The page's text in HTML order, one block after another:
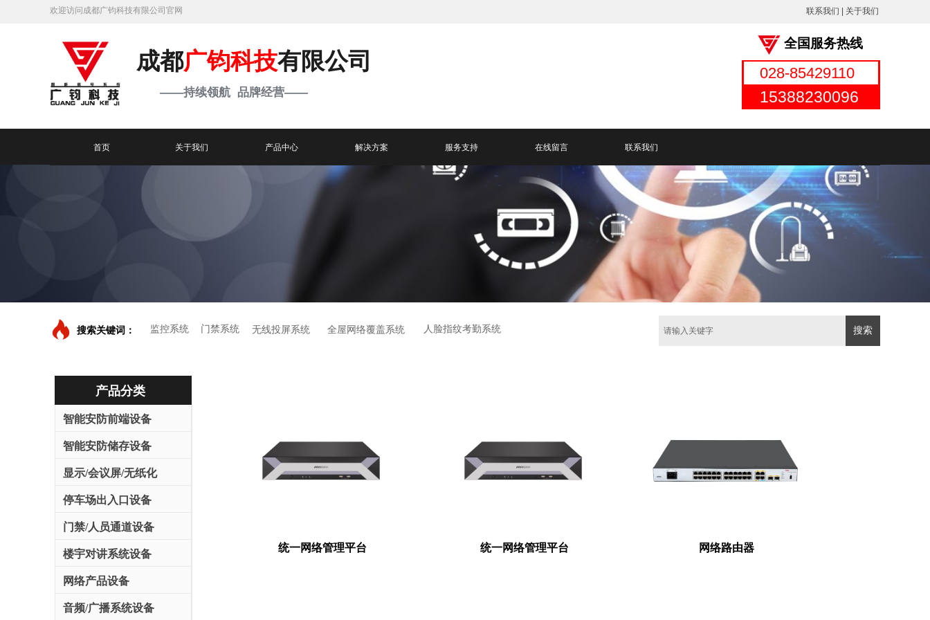
联系我们 关于我们
欢迎访问成都广钧科技有限公司官网
成都广钧科技有限公司
——持续领航 品牌经营——
028-85429110
15388230096
全国服务热线
首页 关于我们 产品中心 解决方案 服务支持 在线留言 联系我们
搜索
监控系统 人脸指纹考勤系统
门禁系统 全屋网络覆盖系统
无线投屏系统
搜索关键词：
统一网络管理平台 统一网络管理平台 网络路由器
产品分类
智能安防前端设备
智能安防储存设备
显示/会议屏/无纸化
停车场出入口设备
门禁/人员通道设备
楼宇对讲系统设备
网络产品设备
音频/广播系统设备